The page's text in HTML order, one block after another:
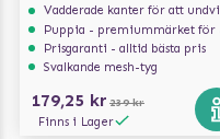
Vadderade kanter för att undvika skav
Puppia - premiummärket för hundselar
Prisgaranti - alltid bästa pris
Svalkande mesh-tyg
179,25 kr 239 kr
Finns i Lager